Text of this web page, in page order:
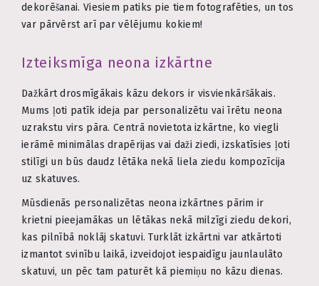
dekorēšanai. Viesiem patiks pie tiem fotografēties, un tos
var pārvērst arī par vēlējumu kokiem!
Izteiksmīga neona izkārtne
Dažkārt drosmīgākais kāzu dekors ir visvienkāršākais.
Mums ļoti patīk ideja par personalizētu vai īrētu neona
uzrakstu virs pāra. Centrā novietota izkārtne, ko viegli
ierāmē minimālas drapērijas vai daži ziedi, izskatīsies ļoti
stilīgi un būs daudz lētāka nekā liela ziedu kompozīcija
uz skatuves.
Mūsdienās personalizētas neona izkārtnes pārim ir
krietni pieejamākas un lētākas nekā milzīgi ziedu dekori,
kas pilnībā noklāj skatuvi. Turklāt izkārtni var atkārtoti
izmantot svinību laikā, izveidojot iespaidīgu jaunlaulāto
skatuvi, un pēc tam paturēt kā piemiņu no kāzu dienas.